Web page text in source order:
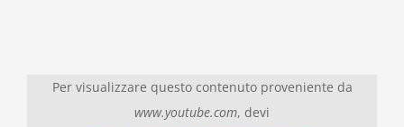
Per visualizzare questo contenuto proveniente da
www.youtube.com, devi